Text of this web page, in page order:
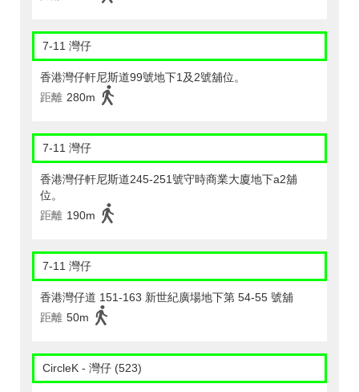
7-11 灣仔
香港灣仔軒尼斯道99號地下1及2號舖位。
距離 280m
7-11 灣仔
香港灣仔軒尼斯道245-251號守時商業大廈地下a2舖
位。
距離 190m
7-11 灣仔
香港灣仔道 151-163 新世紀廣場地下第 54-55 號舖
距離 50m
CircleK - 灣仔 (523)